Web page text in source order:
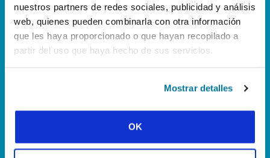
nuestros partners de redes sociales, publicidad y análisis
web, quienes pueden combinarla con otra información
que les haya proporcionado o que hayan recopilado a
partir del uso que haya hecho de sus servicios.
Mostrar detalles
OK